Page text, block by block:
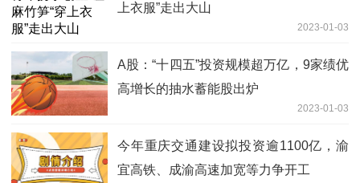
上衣服”走出大山
2023-01-03
A股：“十四五”投资规模超万亿，9家绩优
高增长的抽水蓄能股出炉
2023-01-03
今年重庆交通建设拟投资逾1100亿，渝
宜高铁、成渝高速加宽等力争开工